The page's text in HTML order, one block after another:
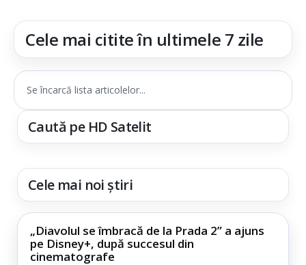
Cele mai citite în ultimele 7 zile
Se încarcă lista articolelor...
Caută pe HD Satelit
Cele mai noi știri
„Diavolul se îmbracă de la Prada 2” a ajuns
pe Disney+, după succesul din
cinematografe